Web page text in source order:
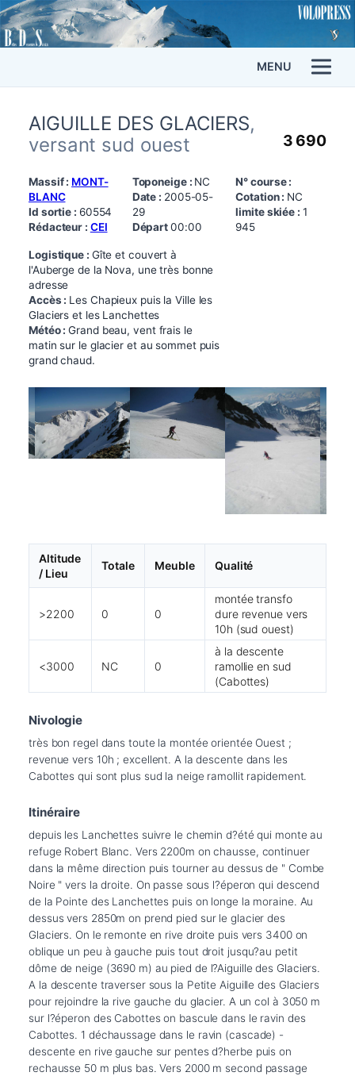
MENU
AIGUILLE DES GLACIERS,
versant sud ouest
3 690
Massif : MONT-
BLANC
Id sortie : 60554
Rédacteur : CEI
Toponeige : NC
Date : 2005-05-
29
Départ00:00
N° course :
Cotation : NC
limite skiée : 1
945
Logistique : Gîte et couvert à
l'Auberge de la Nova, une très bonne
adresse
Accès : Les Chapieux puis la Ville les
Glaciers et les Lanchettes
Météo :Grand beau, vent frais le
matin sur le glacier et au sommet puis
grand chaud.
Altitude
/ Lieu
Totale Meuble Qualité
>2200 0 0
montée transfo
dure revenue vers
10h (sud ouest)
<3000 NC 0
à la descente
ramollie en sud
(Cabottes)
Nivologie
très bon regel dans toute la montée orientée Ouest ;
revenue vers 10h ; excellent. A la descente dans les
Cabottes qui sont plus sud la neige ramollit rapidement.
Itinéraire
depuis les Lanchettes suivre le chemin d?été qui monte au
refuge Robert Blanc. Vers 2200m on chausse, continuer
dans la même direction puis tourner au dessus de " Combe
Noire " vers la droite. On passe sous l?éperon qui descend
de la Pointe des Lanchettes puis on longe la moraine. Au
dessus vers 2850m on prend pied sur le glacier des
Glaciers. On le remonte en rive droite puis vers 3400 on
oblique un peu à gauche puis tout droit jusqu?au petit
dôme de neige (3690 m) au pied de l?Aiguille des Glaciers.
A la descente traverser sous la Petite Aiguille des Glaciers
pour rejoindre la rive gauche du glacier. A un col à 3050 m
sur l?éperon des Cabottes on bascule dans le ravin des
Cabottes. 1 déchaussage dans le ravin (cascade) -
descente en rive gauche sur pentes d?herbe puis on
rechausse 50 m plus bas. Vers 2000 m second passage